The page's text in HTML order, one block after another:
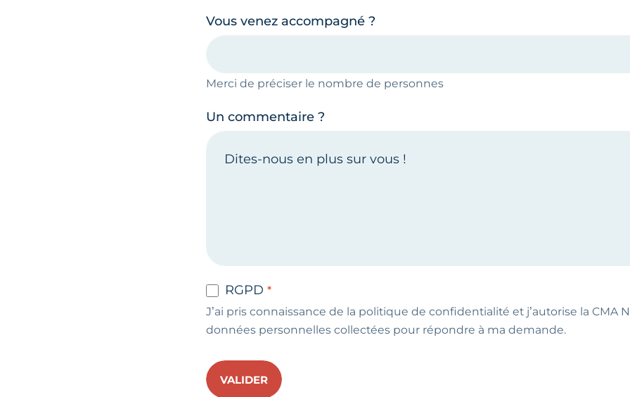
Vous venez accompagné ?
Merci de préciser le nombre de personnes
Un commentaire ?
RGPD
J’ai pris connaissance de la politique de confidentialité et j’autorise la CMA
données personnelles collectées pour répondre à ma demande.
VALIDER